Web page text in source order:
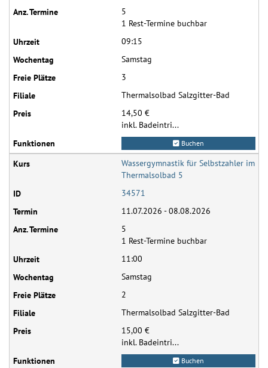
5
1 Rest-Termine buchbar
09:15
Samstag
3
Thermalsolbad Salzgitter-Bad
14,50 €
inkl. Badeintri...
Buchen
Wassergymnastik für Selbstzahler im
Thermalsolbad 5
34571
11.07.2026 - 08.08.2026
5
1 Rest-Termine buchbar
11:00
Samstag
2
Thermalsolbad Salzgitter-Bad
15,00 €
inkl. Badeintri...
Buchen